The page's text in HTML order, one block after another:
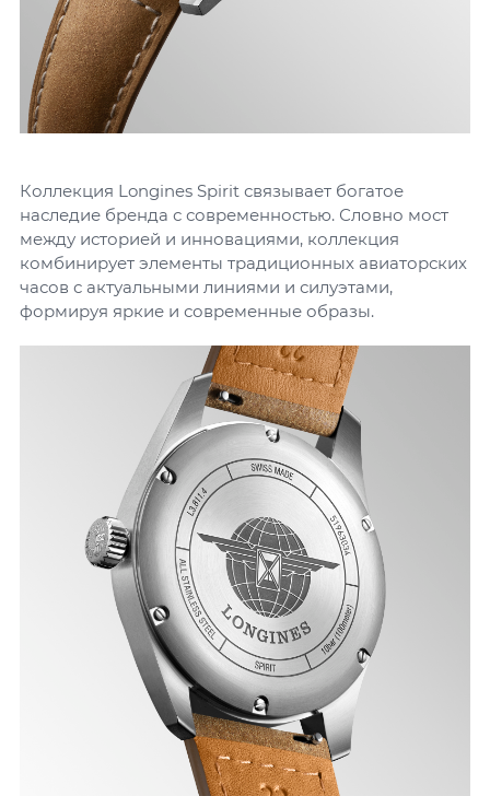
Коллекция Longines Spirit связывает богатое
наследие бренда с современностью. Словно мост
между историей и инновациями, коллекция
комбинирует элементы традиционных авиаторских
часов с актуальными линиями и силуэтами,
формируя яркие и современные образы.